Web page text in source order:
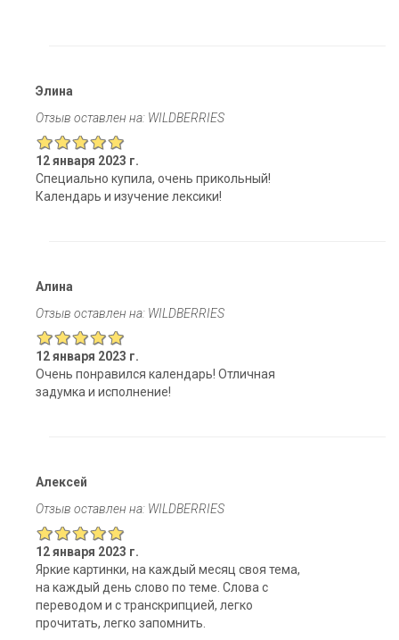
Элина
Отзыв оставлен на: WILDBERRIES
12 января 2023 г.
Специально купила, очень прикольный!
Календарь и изучение лексики!
Алина
Отзыв оставлен на: WILDBERRIES
12 января 2023 г.
Очень понравился календарь! Отличная
задумка и исполнение!
Алексей
Отзыв оставлен на: WILDBERRIES
12 января 2023 г.
Яркие картинки, на каждый месяц своя тема,
на каждый день слово по теме. Слова с
переводом и с транскрипцией, легко
прочитать, легко запомнить.